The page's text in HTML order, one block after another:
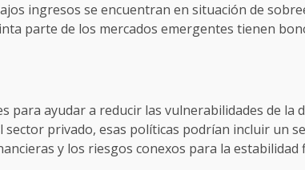
ingresos se encuentran en situación de
parte de los mercados emergentes tienen
ayudar a reducir las vulnerabilidades de la
sector privado, esas políticas podrían incluir un
y los riesgos conexos para la estabilidad